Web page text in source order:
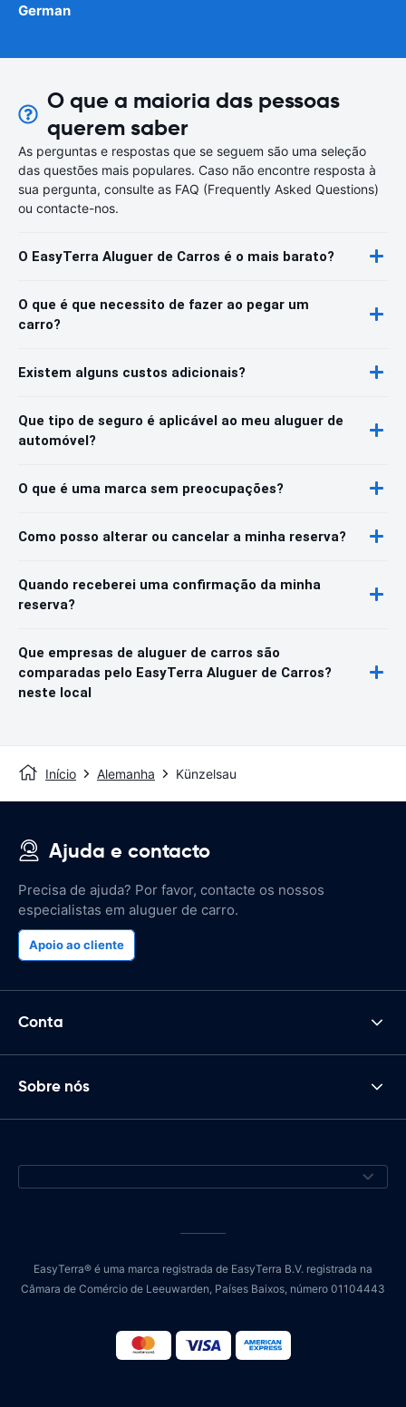
German
O que a maioria das pessoas
querem saber
As perguntas e respostas que se seguem são uma seleção
das questões mais populares. Caso não encontre resposta à
sua pergunta, consulte as FAQ (Frequently Asked Questions)
ou contacte-nos.
O EasyTerra Aluguer de Carros é o mais barato?
O que é que necessito de fazer ao pegar um
carro?
Existem alguns custos adicionais?
Que tipo de seguro é aplicável ao meu aluguer de
automóvel?
O que é uma marca sem preocupações?
Como posso alterar ou cancelar a minha reserva?
Quando receberei uma confirmação da minha
reserva?
Que empresas de aluguer de carros são
comparadas pelo EasyTerra Aluguer de Carros?
neste local
Início Alemanha Künzelsau
Ajuda e contacto
Precisa de ajuda? Por favor, contacte os nossos
especialistas em aluguer de carro.
Apoio ao cliente
Conta
Sobre nós
EasyTerra® é uma marca registrada de EasyTerra B.V. registrada na
Câmara de Comércio de Leeuwarden, Países Baixos, número 01104443